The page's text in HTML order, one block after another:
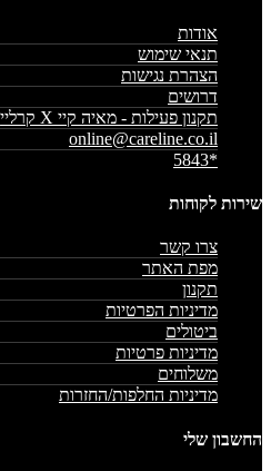
אודות
תנאי שימוש
הצהרת נגישות
דרושים
תקנון פעילות - מאיה קיי X קרליין
online@careline.co.il
*5843
שירות לקוחות
צרו קשר
מפת האתר
תקנון
מדיניות הפרטיות
ביטולים
מדיניות פרטיות
משלוחים
מדיניות החלפות/החזרות
החשבון שלי